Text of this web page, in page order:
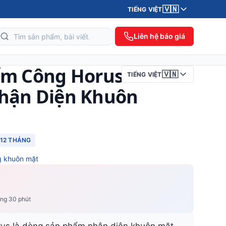
TIẾNG VIỆT🇻🇳
Liên hệ báo giá
TIẾNG VIỆT🇻🇳
Công Horus -
Diện Khuôn
THÁNG
khuôn mặt
30 phút